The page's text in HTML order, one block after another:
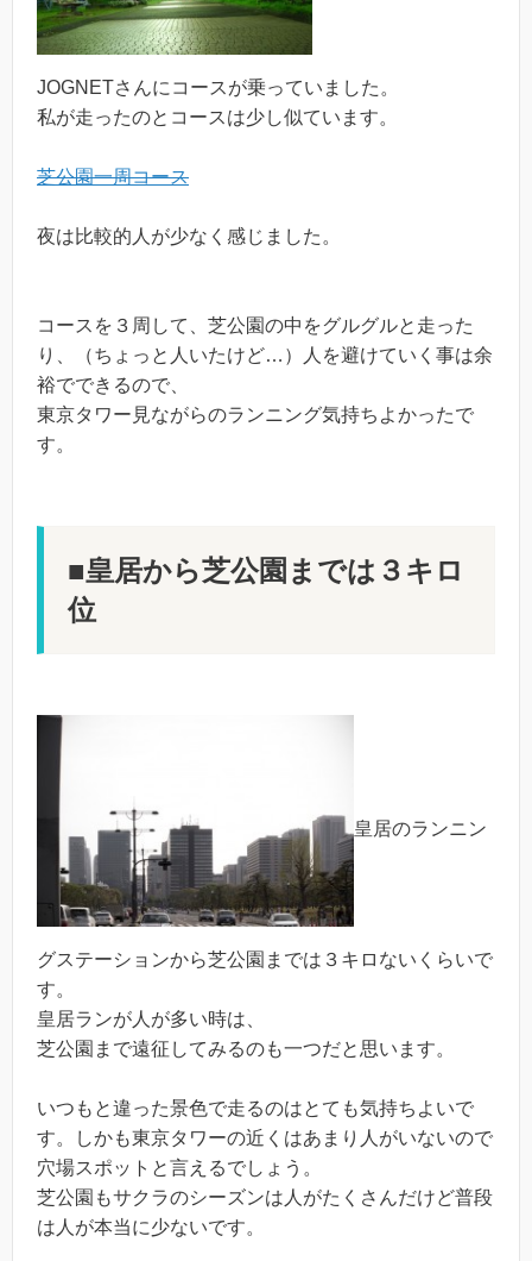
JOGNETさんにコースが乗っていました。
私が走ったのとコースは少し似ています。
芝公園一周コース
夜は比較的人が少なく感じました。
コースを３周して、芝公園の中をグルグルと走った
り、（ちょっと人いたけど…）人を避けていく事は余
裕でできるので、
東京タワー見ながらのランニング気持ちよかったで
す。
■皇居から芝公園までは３キロ
位
皇居のランニン
グステーションから芝公園までは３キロないくらいで
す。
皇居ランが人が多い時は、
芝公園まで遠征してみるのも一つだと思います。
いつもと違った景色で走るのはとても気持ちよいで
す。しかも東京タワーの近くはあまり人がいないので
穴場スポットと言えるでしょう。
芝公園もサクラのシーズンは人がたくさんだけど普段
は人が本当に少ないです。